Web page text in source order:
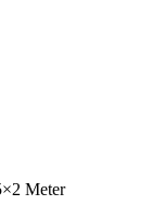
Meter